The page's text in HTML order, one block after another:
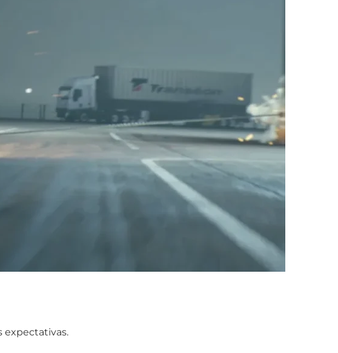
expectativas.